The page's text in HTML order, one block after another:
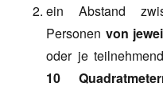
ein Abstand
Personen von
oder je
10